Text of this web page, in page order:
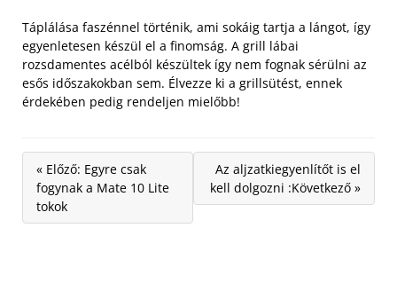
Táplálása faszénnel történik, ami sokáig tartja a lángot, így
egyenletesen készül el a finomság. A grill lábai
rozsdamentes acélból készültek így nem fognak sérülni az
esős időszakokban sem. Élvezze ki a grillsütést, ennek
érdekében pedig rendeljen mielőbb!
« Előző: Egyre csak
fogynak a Mate 10 Lite
tokok
Az aljzatkiegyenlítőt is el
kell dolgozni :Következő »